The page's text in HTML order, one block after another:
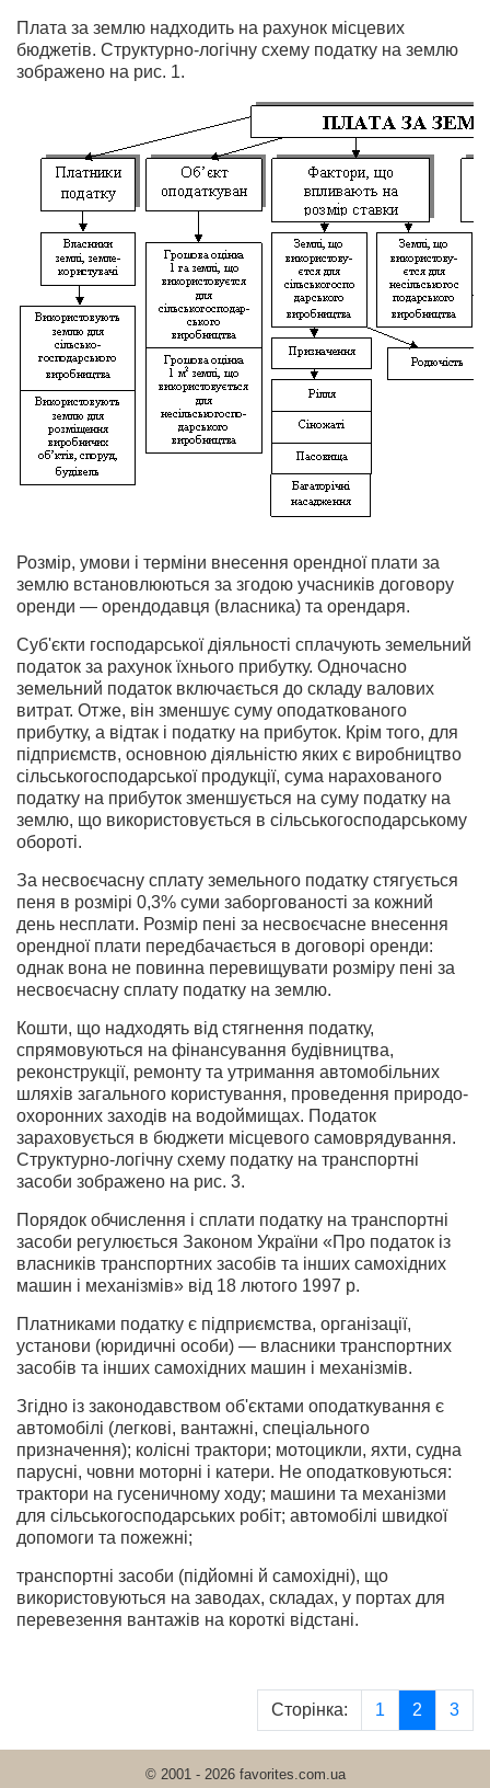
Плата за землю надходить на рахунок місцевих
бюджетів. Стру­ктурно-логічну схему податку на землю
зображено на рис. 1.
Розмір, умови і терміни внесення орендної плати за
землю вста­новлюються за згодою учасників договору
оренди — орендодавця (власника) та орендаря.
Суб'єкти господарської діяльності сплачують земельний
податок за рахунок їхнього прибутку. Одночасно
земельний податок вклю­чається до складу валових
витрат. Отже, він зменшує суму оподат­кованого
прибутку, а відтак і податку на прибуток. Крім того, для
підприємств, основною діяльністю яких є виробництво
сільськогос­подарської продукції, сума нарахованого
податку на прибуток змен­шується на суму податку на
землю, що використовується в сільсько­господарському
обороті.
За несвоєчасну сплату земельного податку стягується
пеня в розмірі 0,3% суми заборгованості за кожний
день несплати. Розмір пені за несвоєчасне внесення
орендної плати передбачається в дого­ворі оренди:
однак вона не повинна перевищувати розміру пені за
несвоєчасну сплату податку на землю.
Кошти, що надходять від стягнення податку,
спрямовуються на фінансування будівництва,
реконструкції, ремонту та утримання ав­томобільних
шляхів загального користування, проведення природо­
охоронних заходів на водоймищах. Податок
зараховується в бю­джети місцевого самоврядування.
Структурно-логічну схему подат­ку на транспортні
засоби зображено на рис. 3.
Порядок обчислення і сплати податку на транспортні
засоби регу­люється Законом України «Про податок із
власників транспортних за­собів та інших самохідних
машин і механізмів» від 18 лютого 1997 p.
Платниками податку є підприємства, організації,
установи (юри­дичні особи) — власники транспортних
засобів та інших самохідних машин і механізмів.
Згідно із законодавством об'єктами оподаткування є
автомобілі (легкові, вантажні, спеціального
призначення); колісні трактори; мото­цикли, яхти, судна
парусні, човни моторні і катери. Не оподатковують­ся:
трактори на гусеничному ходу; машини та механізми
для сільсько­господарських робіт; автомобілі швидкої
допомоги та пожежні;
транспортні засоби (підйомні й самохідні), що
використовуються на за­водах, складах, у портах для
перевезення вантажів на короткі відстані.
Сторінка: 1 2 3
© 2001 - 2026 favorites.com.ua